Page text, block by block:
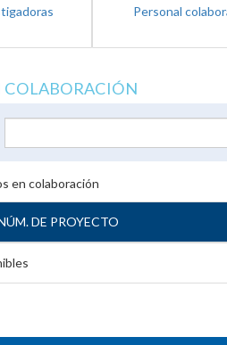
Personal
COLABORACIÓN
en colaboración
DE PROYECTO